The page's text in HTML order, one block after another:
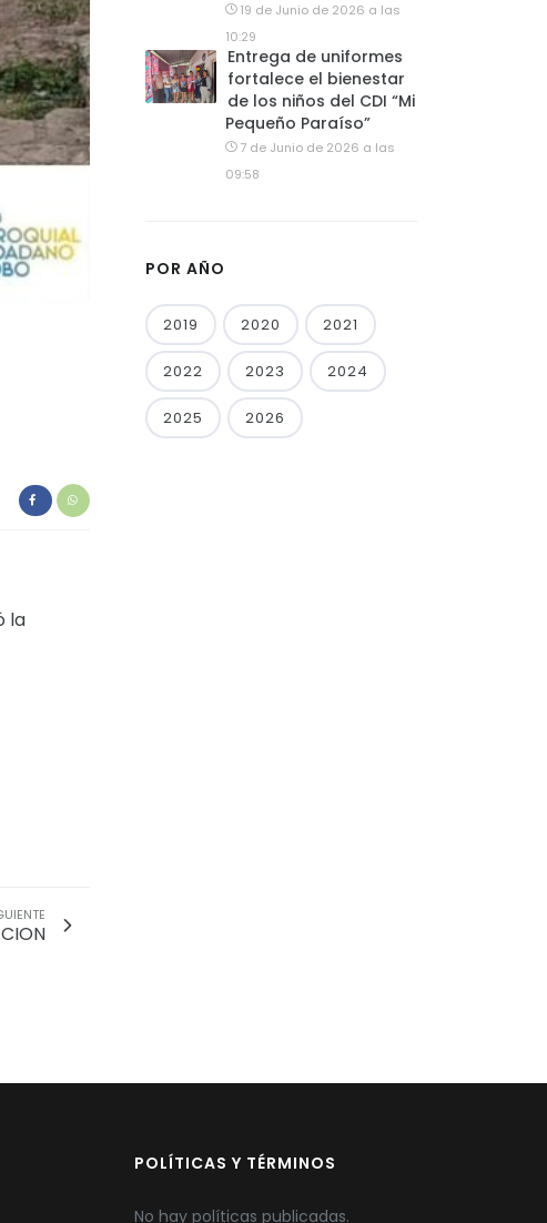
la
19 de Junio de 2026 a las
10:29
Entrega de uniformes
fortalece el bienestar
de los niños del CDI “Mi
Pequeño Paraíso”
7 de Junio de 2026 a las
09:58
POR AÑO
2019 2020 2021
2022 2023 2024
2025 2026
POLÍTICAS Y TÉRMINOS
No hay políticas publicadas.